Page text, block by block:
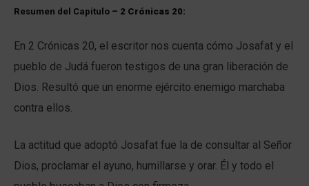
Resumen del Capítulo – 2 Crónicas 20:
En 2 Crónicas 20, el escritor nos cuenta cómo Josafat y el
pueblo de Judá fueron testigos de una gran liberación de
Dios. Resultó que un enorme ejército enemigo marchaba
contra ellos.
La actitud que adoptó Josafat fue la de consultar al Señor
Dios, proclamar el ayuno, humillarse y orar. Él y todo el